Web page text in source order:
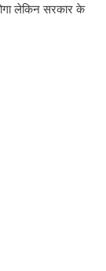
लेकिन सरकार के